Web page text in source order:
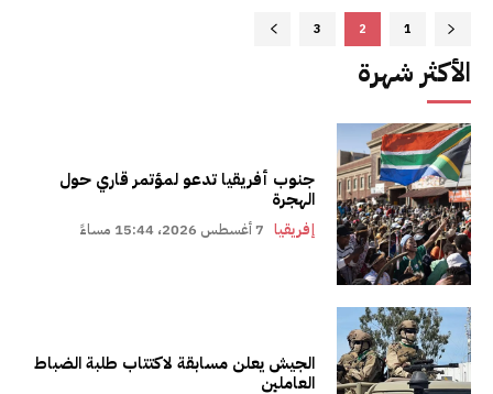
1
2
3
الأكثر شهرة
جنوب أفريقيا تدعو لمؤتمر قاري حول
الهجرة
إفريقيا 7 أغسطس 2026، 15:44 مساءً
الجيش يعلن مسابقة لاكتتاب طلبة الضباط
العاملين